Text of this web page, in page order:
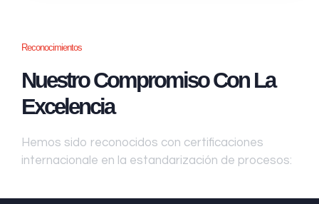
Reconocimientos
Nuestro Compromiso Con La
Excelencia
Hemos sido reconocidos con certificaciones
internacionale en la estandarización de procesos: